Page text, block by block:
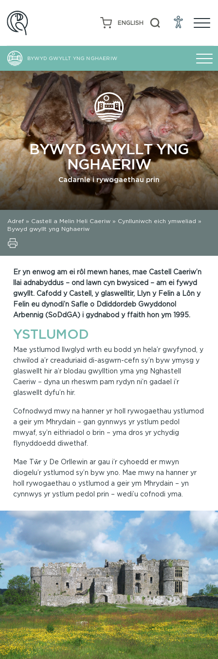
ENGLISH
BYWYD GWYLLT YNG NGHAERIW
BYWYD GWYLLT YNG
NGHAERIW
Cadarnle i rywogaethau prin
Adref » Castell a Melin Heli Caeriw » Cynlluniwch eich ymweliad »
Bywyd gwyllt yng Nghaeriw
Er yn enwog am ei rôl mewn hanes, mae Castell Caeriw’n
llai adnabyddus – ond lawn cyn bwysiced – am ei fywyd
gwyllt. Cafodd y Castell, y glaswelltir, Llyn y Felin a Lôn y
Felin eu dynodi’n Safle o Ddiddordeb Gwyddonol
Arbennig (SoDdGA) i gydnabod y ffaith hon ym 1995.
YSTLUMOD
Mae ystlumod llwglyd wrth eu bodd yn hela’r gwyfynod, y
chwilod a’r creaduriaid di-asgwrn-cefn sy’n byw ymysg y
glaswellt hir a’r blodau gwylltion yma yng Nghastell
Caeriw – dyna un rheswm pam rydyn ni’n gadael i’r
glaswellt dyfu’n hir.
Cofnodwyd mwy na hanner yr holl rywogaethau ystlumod
a geir ym Mhrydain – gan gynnwys yr ystlum pedol
mwyaf, sy’n eithriadol o brin – yma dros yr ychydig
flynyddoedd diwethaf.
Mae Tŵr y De Orllewin ar gau i’r cyhoedd er mwyn
diogelu’r ystlumod sy’n byw yno. Mae mwy na hanner yr
holl rywogaethau o ystlumod a geir ym Mhrydain – yn
cynnwys yr ystlum pedol prin – wedi’u cofnodi yma.